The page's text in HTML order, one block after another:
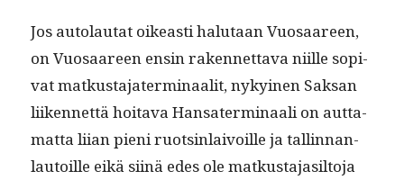
Jos auto­lau­tat oikeasti halu­taan Vuosaa­reen,
on Vuosaa­reen ensin raken­net­ta­va niille sopi­
vat matkus­ta­jater­mi­naalit, nykyi­nen Sak­san
liiken­net­tä hoita­va Hansater­mi­naali on aut­ta­
mat­ta liian pieni ruotsin­laivoille ja tallinnan­
lau­toille eikä siinä edes ole matkus­ta­jasil­to­ja